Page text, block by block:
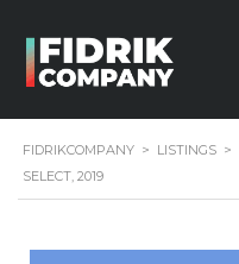
FIDRIKCOMPANY > LISTINGS >
SELECT, 2019